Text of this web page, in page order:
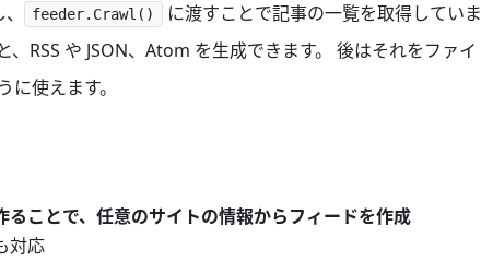
feeder.Crawl()
に渡すことで記事の一覧を取得していま
、RSS や JSON、Atom を生成できます。 後はそれをファイ
使えます。
ことで、任意のサイトの情報からフィードを作成
対応